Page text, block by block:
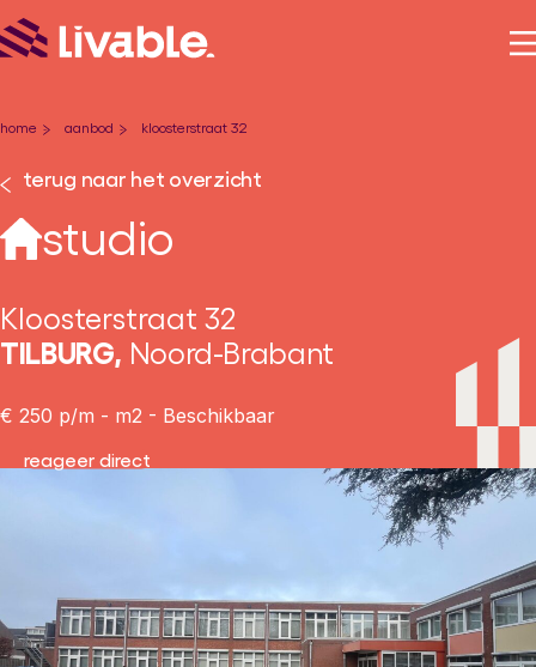
home - aanbod - kloosterstraat 32
terug naar het overzicht
studio
Kloosterstraat 32
TILBURG, Noord-Brabant
€ 250 p/m - m2 - Beschikbaar
reageer direct